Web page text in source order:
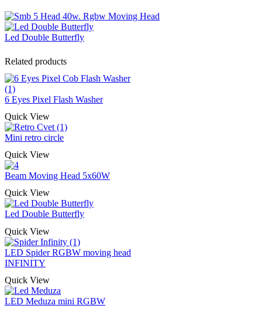
Led Double Butterfly
Related products
6 Eyes Pixel Flash Washer
Quick View
Mini retro circle
Quick View
Beam Moving Head 5x60W
Quick View
Led Double Butterfly
Quick View
LED Spider RGBW moving head
INFINITY
Quick View
LED Meduza mini RGBW